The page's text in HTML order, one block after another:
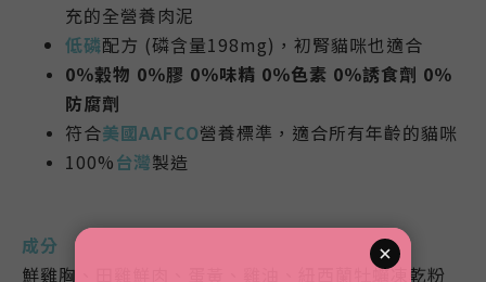
充的全營養肉泥
低磷配方 (磷含量198mg)，初腎貓咪也適合
0％穀物 0％膠 0％味精 0％色素 0％誘食劑 0％
防腐劑
符合美國AAFCO營養標準， 適合所有年齡的貓咪
100%台灣製造
成分
鮮雞胸、田雞鮮肉、蛋黃、雞油、紐西蘭牡蠣凍乾粉